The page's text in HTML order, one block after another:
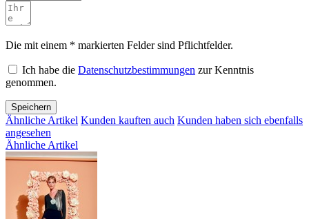
Die mit einem * markierten Felder sind Pflichtfelder.
Ich habe die Datenschutzbestimmungen zur Kenntnis
genommen.
Speichern
Ähnliche Artikel Kunden kauften auch Kunden haben sich ebenfalls
angesehen
Ähnliche Artikel